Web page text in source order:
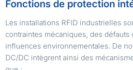
Fonctions de protection
Les installations RFID industrielles
contraintes mécaniques, des défauts
influences environnementales. De
DC/DC intègrent ainsi des